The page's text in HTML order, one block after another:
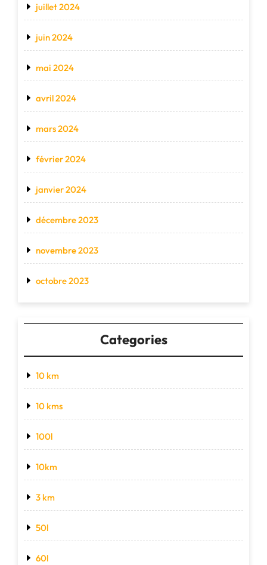
juillet 2024
juin 2024
mai 2024
avril 2024
mars 2024
février 2024
janvier 2024
décembre 2023
novembre 2023
octobre 2023
Categories
10 km
10 kms
100l
10km
3 km
50l
60l